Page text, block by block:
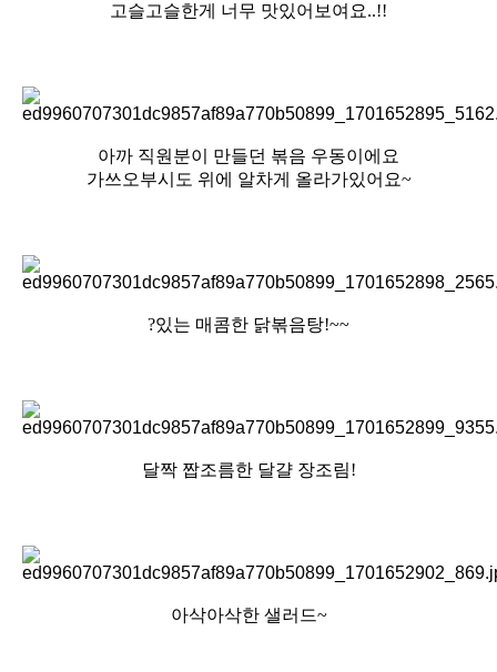
고슬고슬한게 너무 맛있어보여요..!!
아까 직원분이 만들던 볶음 우동이에요
가쓰오부시도 위에 알차게 올라가있어요~
?있는 매콤한 닭볶음탕!~~
달짝 짭조름한 달걀 장조림!
아삭아삭한 샐러드~